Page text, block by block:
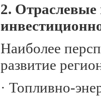
2. Отраслевые
Наиболее
развитие
· Топливно-